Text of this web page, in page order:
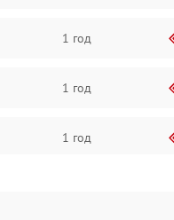
1 год
1 год
1 год